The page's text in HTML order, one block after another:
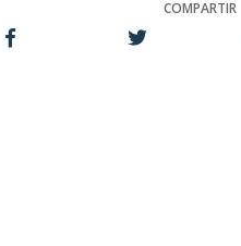
COMPARTIR